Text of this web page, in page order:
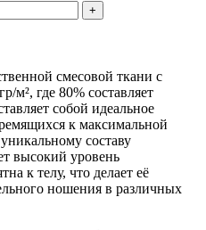
смесовой ткани с
м², где 80% составляет
собой идеальное
к максимальной
составу
высокий уровень
к телу, что делает её
ношения в различных